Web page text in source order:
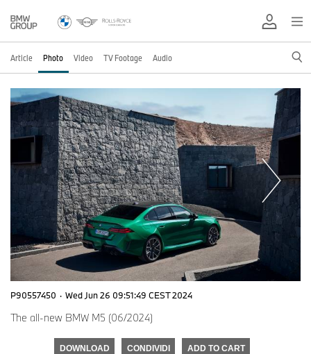
Article Photo Video TV Footage Audio
P90557450 · Wed Jun 26 09:51:49 CEST 2024
The all-new BMW M5 (06/2024)
DOWNLOAD CONDIVIDI ADD TO CART